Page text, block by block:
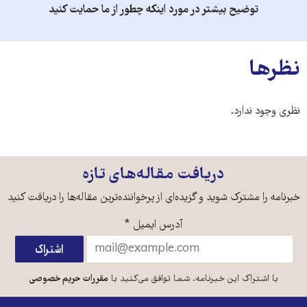
توضیح بیشتر در مورد اینکه چطور از ما حمایت کنید
نظرها
نظری وجود ندارد.
دریافت مقاله‌های تازه
خبرنامه را مشترک شوید و گزیده‌ای از پرخواننده‌ترین مقاله‌ها را دریافت کنید
آدرس ایمیل *
با اشتراک این خبرنامه، شما توافق می‌کنید بامقررات حریم خصوصی